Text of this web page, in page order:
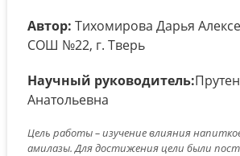
Автор: Тихомирова Дарья
СОШ №22, г. Тверь
Научный руководитель:
Анатольевна
Цель работы – изучение влияния
амилазы. Для достижения цели были